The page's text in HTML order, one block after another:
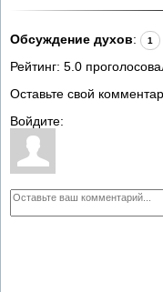
Обсуждение духов: 1
Рейтинг: 5.0
Оставьте свой
Войдите: